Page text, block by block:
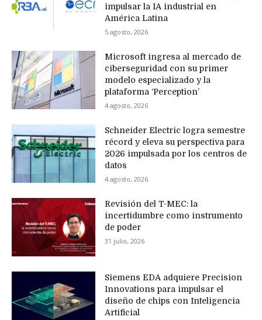
impulsar la IA industrial en
América Latina
5 agosto, 2026
Microsoft ingresa al mercado de
ciberseguridad con su primer
modelo especializado y la
plataforma ‘Perception’
4 agosto, 2026
Schneider Electric logra semestre
récord y eleva su perspectiva para
2026 impulsada por los centros de
datos
4 agosto, 2026
Revisión del T-MEC: la
incertidumbre como instrumento
de poder
31 julio, 2026
Siemens EDA adquiere Precision
Innovations para impulsar el
diseño de chips con Inteligencia
Artificial